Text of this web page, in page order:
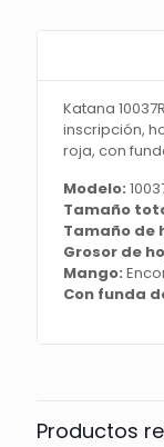
encordado
roja,
funda
nylon.
10037R
cantidad
Katana
inscripción,
roja, con
Modelo:
Tamaño
Tamaño de
Grosor de
Mango:
Con funda
Productos